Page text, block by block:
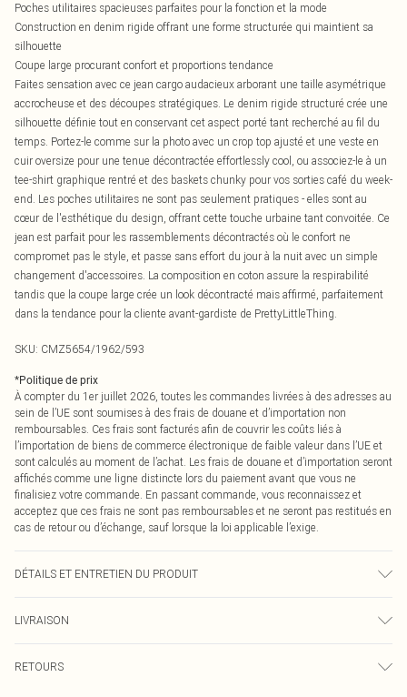
Poches utilitaires spacieuses parfaites pour la fonction et la mode
Construction en denim rigide offrant une forme structurée qui maintient sa
silhouette
Coupe large procurant confort et proportions tendance
Faites sensation avec ce jean cargo audacieux arborant une taille asymétrique
accrocheuse et des découpes stratégiques. Le denim rigide structuré crée une
silhouette définie tout en conservant cet aspect porté tant recherché au fil du
temps. Portez-le comme sur la photo avec un crop top ajusté et une veste en
cuir oversize pour une tenue décontractée effortlessly cool, ou associez-le à un
tee-shirt graphique rentré et des baskets chunky pour vos sorties café du week-
end. Les poches utilitaires ne sont pas seulement pratiques - elles sont au
cœur de l'esthétique du design, offrant cette touche urbaine tant convoitée. Ce
jean est parfait pour les rassemblements décontractés où le confort ne
compromet pas le style, et passe sans effort du jour à la nuit avec un simple
changement d'accessoires. La composition en coton assure la respirabilité
tandis que la coupe large crée un look décontracté mais affirmé, parfaitement
dans la tendance pour la cliente avant-gardiste de PrettyLittleThing.
SKU: CMZ5654/1962/593
*Politique de prix
À compter du 1er juillet 2026, toutes les commandes livrées à des adresses au
sein de l’UE sont soumises à des frais de douane et d’importation non
remboursables. Ces frais sont facturés afin de couvrir les coûts liés à
l’importation de biens de commerce électronique de faible valeur dans l’UE et
sont calculés au moment de l’achat. Les frais de douane et d’importation seront
affichés comme une ligne distincte lors du paiement avant que vous ne
finalisiez votre commande. En passant commande, vous reconnaissez et
acceptez que ces frais ne sont pas remboursables et ne seront pas restitués en
cas de retour ou d’échange, sauf lorsque la loi applicable l’exige.
DÉTAILS ET ENTRETIEN DU PRODUIT
déteindre.
LIVRAISON
RETOURS